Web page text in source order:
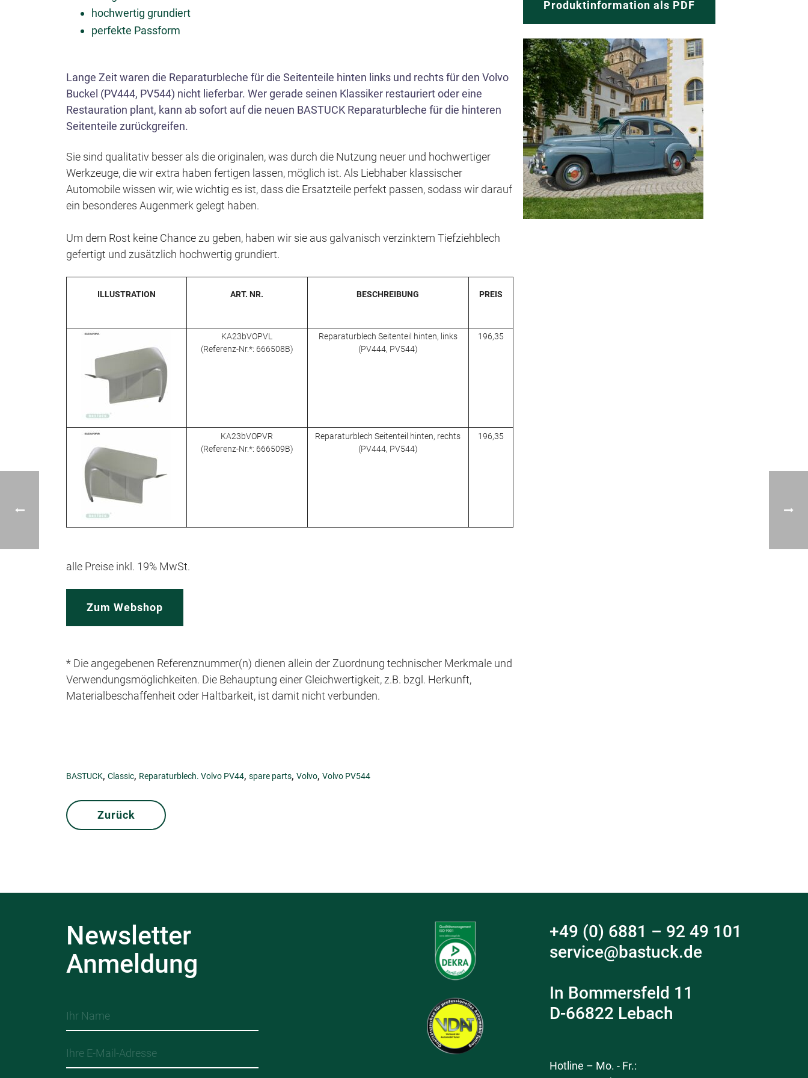
n
g
e
hochwertig grundiert
perfekte Passform
Lange Zeit waren die Reparaturbleche für die Seitenteile hinten links und rechts für den Volvo
Buckel (PV444, PV544) nicht lieferbar. Wer gerade seinen Klassiker restauriert oder eine
Restauration plant, kann ab sofort auf die neuen BASTUCK Reparaturbleche für die hinteren
Seitenteile zurückgreifen.
Sie sind qualitativ besser als die originalen, was durch die Nutzung neuer und hochwertiger
Werkzeuge, die wir extra haben fertigen lassen, möglich ist. Als Liebhaber klassischer
Automobile wissen wir, wie wichtig es ist, dass die Ersatzteile perfekt passen, sodass wir darauf
ein besonderes Augenmerk gelegt haben.
Um dem Rost keine Chance zu geben, haben wir sie aus galvanisch verzinktem Tiefziehblech
gefertigt und zusätzlich hochwertig grundiert.
ILLUSTRATION ART. NR.
KA23bVOPVL
(Referenz-Nr.*: 666508B)
BESCHREIBUNG
Reparaturblech Seitenteil hinten, links
(PV444, PV544)
PREIS
196,35
KA23bVOPVR
(Referenz-Nr.*: 666509B)
Reparaturblech Seitenteil hinten, rechts
(PV444, PV544)
196,35
alle Preise inkl. 19% MwSt.
Zum Webshop
* Die angegebenen Referenznummer(n) dienen allein der Zuordnung technischer Merkmale und
Verwendungsmöglichkeiten. Die Behauptung einer Gleichwertigkeit, z.B. bzgl. Herkunft,
Materialbeschaffenheit oder Haltbarkeit, ist damit nicht verbunden.
Produktinformation als PDF
BASTUCK, Classic, Reparaturblech. Volvo PV44, spare parts, Volvo, Volvo PV544
Zurück
Newsletter
Anmeldung
+49 (0) 6881 – 92 49 101
service@bastuck.de
In Bommersfeld 11
D-66822 Lebach
Hotline – Mo. - Fr.: